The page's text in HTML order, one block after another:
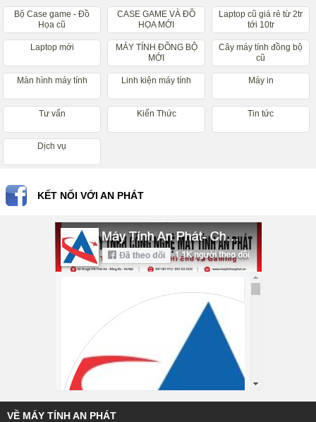
Bộ Case game - Đồ
Họa cũ
CASE GAME VÀ ĐỒ
HỌA MỚI
Laptop cũ giá rẻ từ 2tr
tới 10tr
Laptop mới
MÁY TÍNH ĐỒNG BỘ
MỚI
Cây máy tính đồng bộ
cũ
Màn hình máy tính Linh kiện máy tính Máy in
Tư vấn Kiến Thức Tin tức
Dịch vụ
KẾT NỐI VỚI AN PHÁT
VỀ MÁY TÍNH AN PHÁT